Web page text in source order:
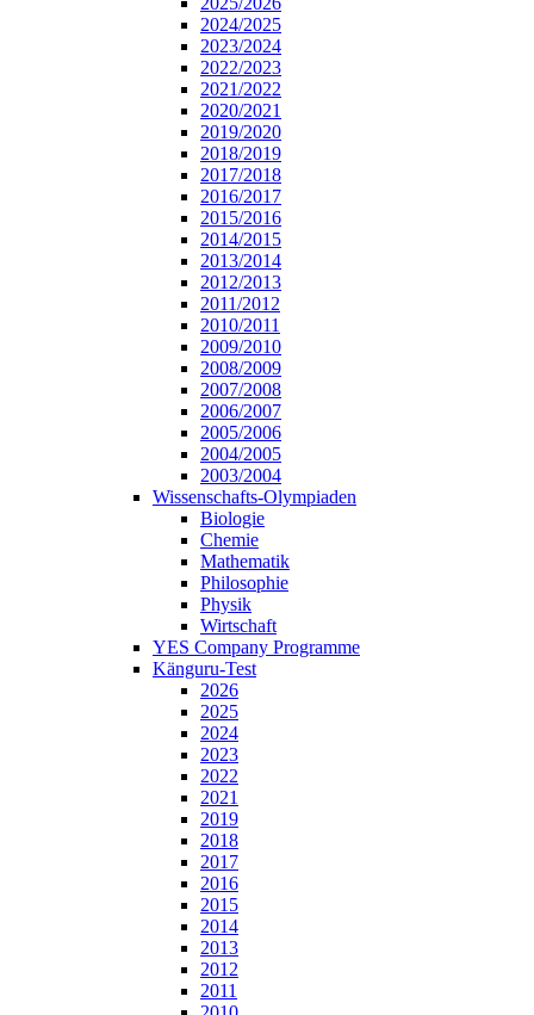
2024/2025
2023/2024
2022/2023
2021/2022
2020/2021
2019/2020
2018/2019
2017/2018
2016/2017
2015/2016
2014/2015
2013/2014
2012/2013
2011/2012
2010/2011
2009/2010
2008/2009
2007/2008
2006/2007
2005/2006
2004/2005
2003/2004
Wissenschafts-Olympiaden
Biologie
Chemie
Mathematik
Philosophie
Physik
Wirtschaft
YES Company Programme
Känguru-Test
2026
2025
2024
2023
2022
2021
2019
2018
2017
2016
2015
2014
2013
2012
2011